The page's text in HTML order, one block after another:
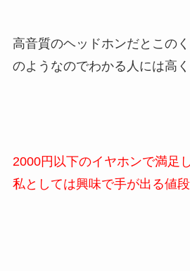
高音質のヘッドホンだとこの
のようなのでわかる人には高
2000円以下のイヤホンで満足
私としては興味で手が出る値